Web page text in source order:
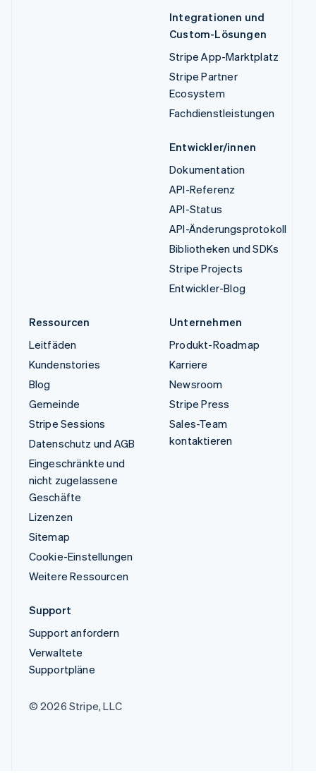
Integrationen und
Custom-Lösungen
Stripe App-Marktplatz
Stripe Partner
Ecosystem
Fachdienstleistungen
Entwickler/innen
Dokumentation
API-Referenz
API-Status
API-Änderungsprotokoll
Bibliotheken und SDKs
Stripe Projects
Entwickler-Blog
Ressourcen
Leitfäden
Kundenstories
Blog
Gemeinde
Stripe Sessions
Datenschutz und AGB
Eingeschränkte und
nicht zugelassene
Geschäfte
Lizenzen
Sitemap
Cookie-Einstellungen
Weitere Ressourcen
Unternehmen
Produkt-Roadmap
Karriere
Newsroom
Stripe Press
Sales-Team
kontaktieren
Support
Support anfordern
Verwaltete
Supportpläne
© 2026 Stripe, LLC